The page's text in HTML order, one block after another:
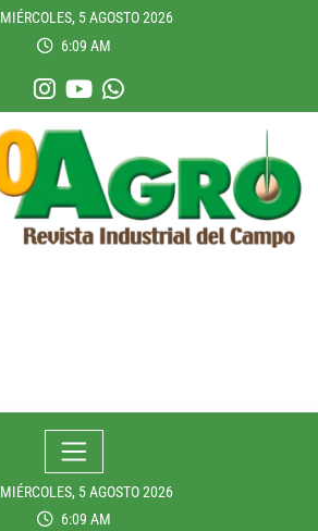
MIÉRCOLES, 5 AGOSTO 2026
6:09 AM
MIÉRCOLES, 5 AGOSTO 2026
6:09 AM